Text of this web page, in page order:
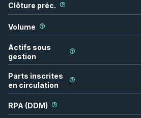
Clôture préc.
Volume
Actifs sous
gestion
Parts inscrites
en circulation
RPA (DDM)